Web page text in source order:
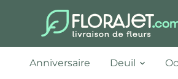
Anniversaire Deuil